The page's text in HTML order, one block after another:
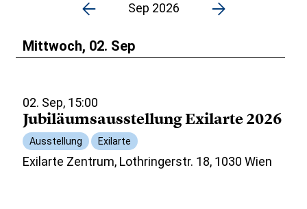
Sep 2026
Mittwoch, 02. Sep
02. Sep, 15:00
Jubiläumsausstellung Exilarte 2026
Ausstellung Exilarte
Exilarte Zentrum, Lothringerstr. 18, 1030 Wien